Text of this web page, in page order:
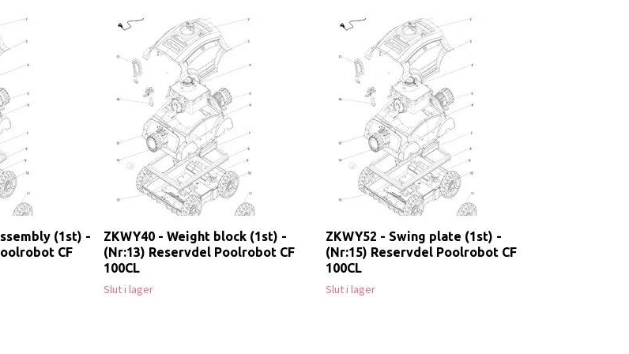
(1st) -
CF
ZKWY40 - Weight block (1st) -
(Nr:13) Reservdel Poolrobot CF
100CL
Slut i lager
ZKWY52 - Swing plate (1st) -
(Nr:15) Reservdel Poolrobot CF
100CL
Slut i lager